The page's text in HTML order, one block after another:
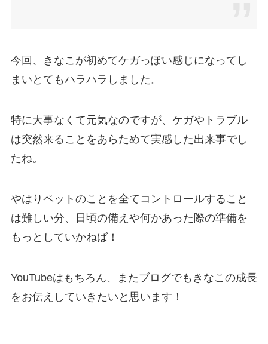
今回、きなこが初めてケガっぽい感じになってし
まいとてもハラハラしました。
特に大事なくて元気なのですが、 ケガやトラブル
は突然来ることをあらためて実感した出来事でし
たね。
やはりペットのことを全てコントロールすること
は難しい分、
日頃の備えや何かあった際の準備を
もっとしていかねば！
YouTubeはもちろん、またブログでもきなこの成長
をお伝えしていきたいと思います！